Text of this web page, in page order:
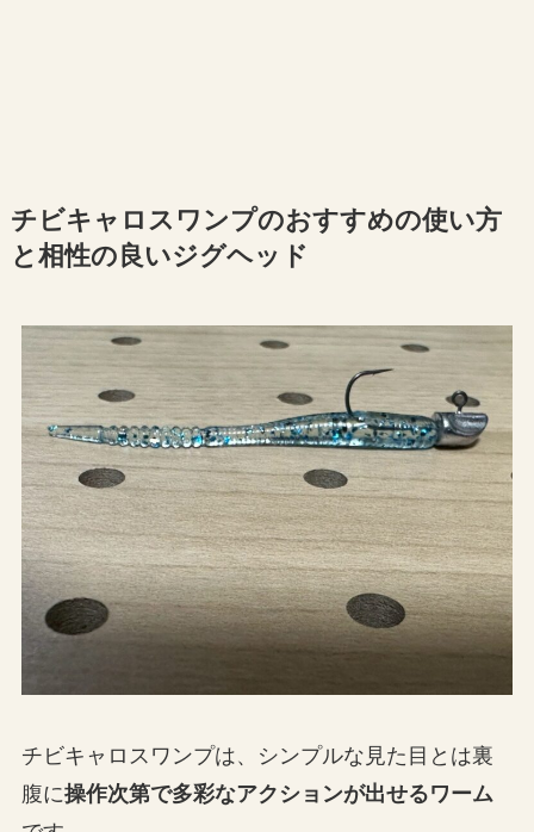
チビキャロスワンプのおすすめの使い方
と相性の良いジグヘッド
チビキャロスワンプは、シンプルな見た目とは裏
腹に操作次第で多彩なアクションが出せるワーム